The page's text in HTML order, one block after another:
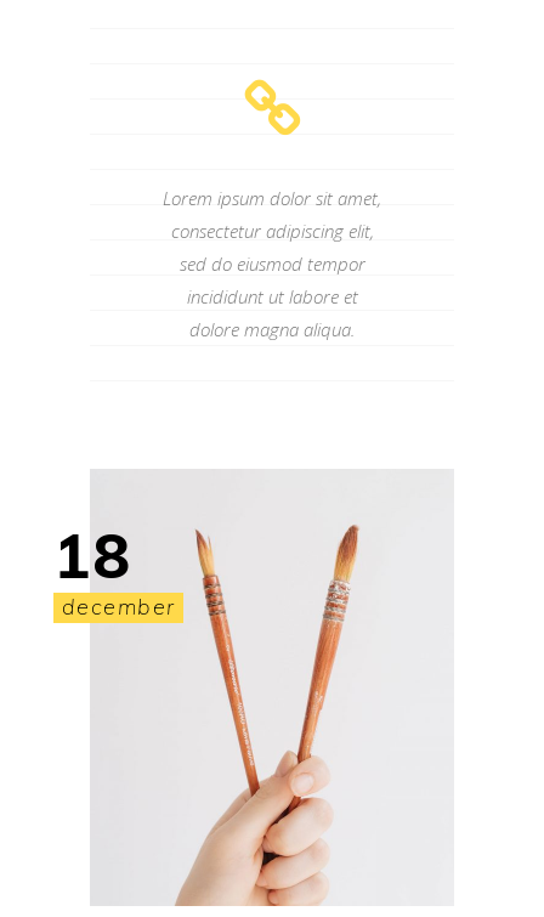
Lorem ipsum dolor sit amet,
consectetur adipiscing elit,
sed do eiusmod tempor
incididunt ut labore et
dolore magna aliqua.
18
december